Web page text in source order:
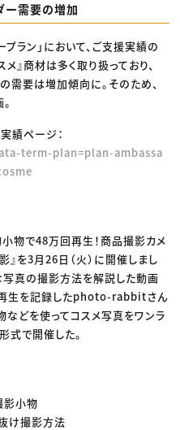
ー需要の増加
ラン」において、ご支援実績の
』商材は多く取り扱っており、
需要は増加傾向に。そのため、
績ページ：
term-plan=plan-ambassa
物で48万回再生！商品撮影カメ
を3月26日（火）に開催しまし
写真の撮影方法を解説した動画
生を記録したphoto-rabbitさん
どを使ってコスメ写真をワンラ
式で開催した。
影小物
け撮影方法